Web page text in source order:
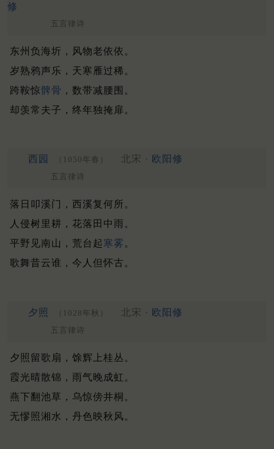
修
五言律诗
东州负海圻，风物老依依。
岁熟鸦声乐，天寒雁过稀。
跨鞍惊髀骨 ，数带减腰围。
却羡常夫子，终年独掩扉。
西园 （1050年春） 北宋 · 欧阳修
五言律诗
落日叩溪门，西溪复何所。
人侵树里耕，花落田中雨。
平野见南山，荒台起 寒雾 。
歌舞昔云谁，今人但怀古。
夕照 （1028年秋） 北宋 · 欧阳修
五言律诗
夕照留歌扇，馀辉上桂丛。
霞光晴散锦，雨气晚成虹。
燕下翻池草，乌惊傍井桐。
无憀照湘水，丹色映秋风。